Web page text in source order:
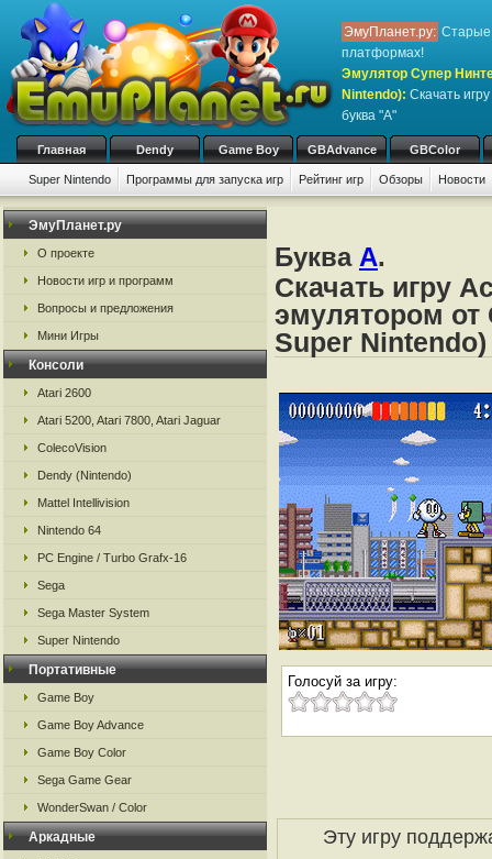
ЭмуПланет.ру: Старые
платформах!
Эмулятор Супер
Nintendo): Скачать игру
буква "A"
Главная Dendy Game Boy GBAdvance GBColor
Super Nintendo Программы для запуска игр Рейтинг игр Обзоры Новости
Игры: # A B C D E F G H I
ЭмуПланет.ру
О проекте
Новости игр и программ
Вопросы и предложения
Мини Игры
Консоли
Atari 2600
Atari 5200, Atari 7800, Atari Jaguar
ColecoVision
Dendy (Nintendo)
Mattel Intellivision
Nintendo 64
PC Engine / Turbo Grafx-16
Sega
Sega Master System
Super Nintendo
Портативные
Game Boy
Game Boy Advance
Game Boy Color
Sega Game Gear
WonderSwan / Color
Аркадные
Буква A.
Скачать игру
эмулятором от
Super Nintendo)
Голосуй за игру:
Эту игру